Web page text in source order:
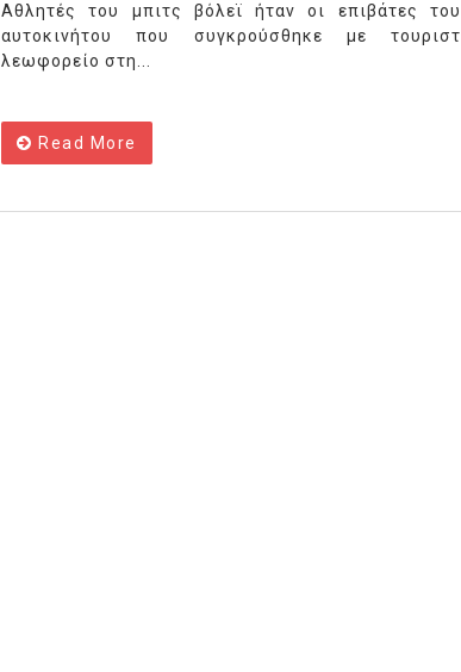
Αθλητές του μπιτς βόλεϊ ήταν οι επιβάτες
αυτοκινήτου που συγκρούσθηκε με
λεωφορείο στη...
Read More